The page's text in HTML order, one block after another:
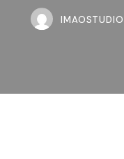
IMAOSTUDIO